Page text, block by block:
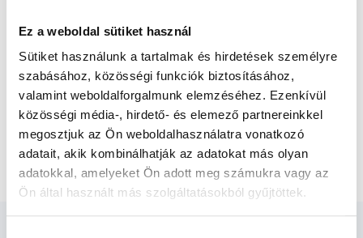
Ez a weboldal sütiket használ
Sütiket használunk a tartalmak és hirdetések személyre
szabásához, közösségi funkciók biztosításához,
valamint weboldalforgalmunk elemzéséhez. Ezenkívül
közösségi média-, hirdető- és elemező partnereinkkel
megosztjuk az Ön weboldalhasználatra vonatkozó
adatait, akik kombinálhatják az adatokat más olyan
adatokkal, amelyeket Ön adott meg számukra vagy az
Ön által használt más szolgáltatásokból gyűjtöttek.
és szakorvosjelölt esetén.
Főoldal Lézergyógyász
Lézergyógyász Budapest, VII. kerület
Benőtt köröm lézeres kezelése: 4 körömszél